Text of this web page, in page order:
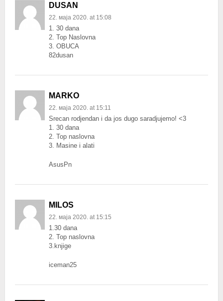
DUSAN
22. маја 2020. at 15:08
1. 30 dana
2. Top Naslovna
3. OBUCA
82dusan
MARKO
22. маја 2020. at 15:11
Srecan rodjendan i da jos dugo saradjujemo! <3
1. 30 dana
2. Top naslovna
3. Masine i alati
AsusPn
MILOS
22. маја 2020. at 15:15
1.30 dana
2. Top naslovna
3.knjige
iceman25